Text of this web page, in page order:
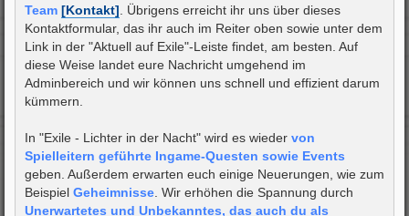
Team [Kontakt] . Übrigens erreicht ihr uns über dieses
Kontaktformular, das ihr auch im Reiter oben sowie unter dem
Link in der "Aktuell auf Exile"-Leiste findet, am besten. Auf
diese Weise landet eure Nachricht umgehend im
Adminbereich und wir können uns schnell und effizient darum
kümmern.
In "Exile - Lichter in der Nacht" wird es wieder von
Spielleitern geführte Ingame-Questen sowie Events
geben. Außerdem erwarten euch einige Neuerungen, wie zum
Beispiel Geheimnisse . Wir erhöhen die Spannung durch
Unerwartetes und Unbekanntes, das auch du als